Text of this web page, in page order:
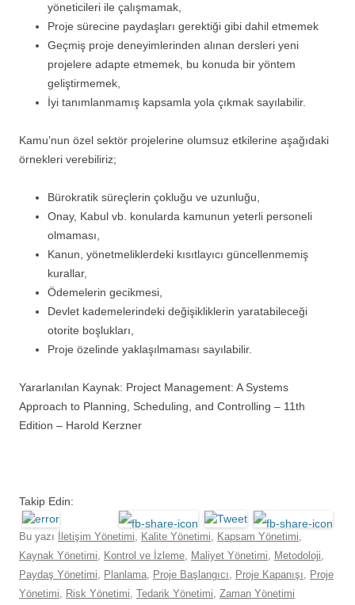
yöneticileri ile çalışmamak,
Proje sürecine paydaşları gerektiği gibi dahil etmemek
Geçmiş proje deneyimlerinden alınan dersleri yeni
projelere adapte etmemek, bu konuda bir yöntem
geliştirmemek,
İyi tanımlanmamış kapsamla yola çıkmak sayılabilir.
Kamu’nun özel sektör projelerine olumsuz etkilerine aşağıdaki
örnekleri verebiliriz;
Bürokratik süreçlerin çokluğu ve uzunluğu,
Onay, Kabul vb. konularda kamunun yeterli personeli
olmaması,
Kanun, yönetmeliklerdeki kısıtlayıcı güncellenmemiş
kurallar,
Ödemelerin gecikmesi,
Devlet kademelerindeki değişikliklerin yaratabileceği
otorite boşlukları,
Proje özelinde yaklaşılmaması sayılabilir.
Yararlanılan Kaynak: Project Management: A Systems
Approach to Planning, Scheduling, and Controlling – 11th
Edition – Harold Kerzner
Takip Edin:
Bu yazı İletişim Yönetimi Kalite Yönetimi Kapsam Yönetimi
Kaynak Yönetimi
Kontrol ve İzleme Maliyet Yönetimi Metodoloji
Paydaş Yönetimi
Planlama Proje Başlangıcı Proje Kapanışı
Proje
Yönetimi
Risk Yönetimi Tedarik Yönetimi Zaman Yönetimi